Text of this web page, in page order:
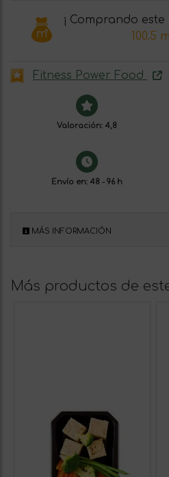
¡ Comprando
100.5
Fitness Power Food
Valoración: 4,8
Envío en: 48 - 96 h
MÁS INFORMACIÓN
Más productos de